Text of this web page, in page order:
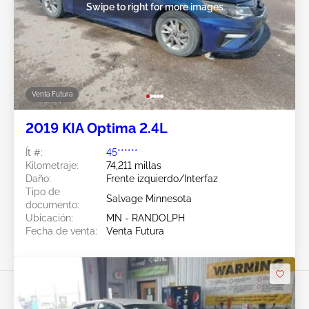
Venta Futura
Swipe to right for more images
2019 KIA Optima 2.4L
Ít #:
45******
Kilometraje:
74,211 millas
Daño:
Frente izquierdo/Interfaz
Tipo de
documento:
Salvage Minnesota
Ubicación:
MN - RANDOLPH
Fecha de venta:
Venta Futura